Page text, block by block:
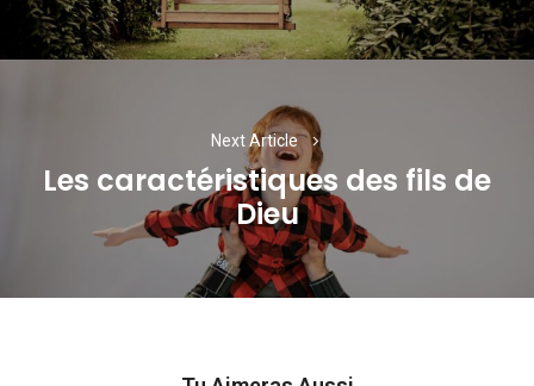
Next Article
Next
post:
Les caractéristiques des fils de
Dieu